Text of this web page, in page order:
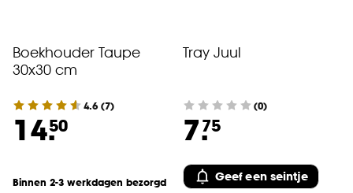
Boekhouder Taupe
30x30 cm
4.6 (7)
14.50
Binnen 2-3 werkdagen bezorgd
Tray Juul
(0)
7.75
Geef een seintje